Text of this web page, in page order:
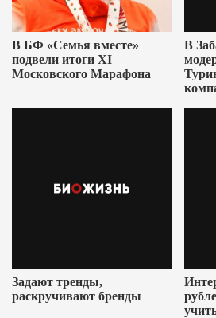
В БФ «Семья вместе»
подвели итоги XI
Московского Марафона
В
Задают тренды,
раскручивают бренды